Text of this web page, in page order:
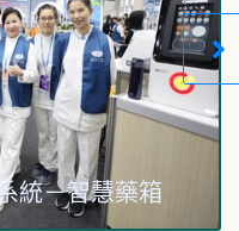
統－智慧藥箱